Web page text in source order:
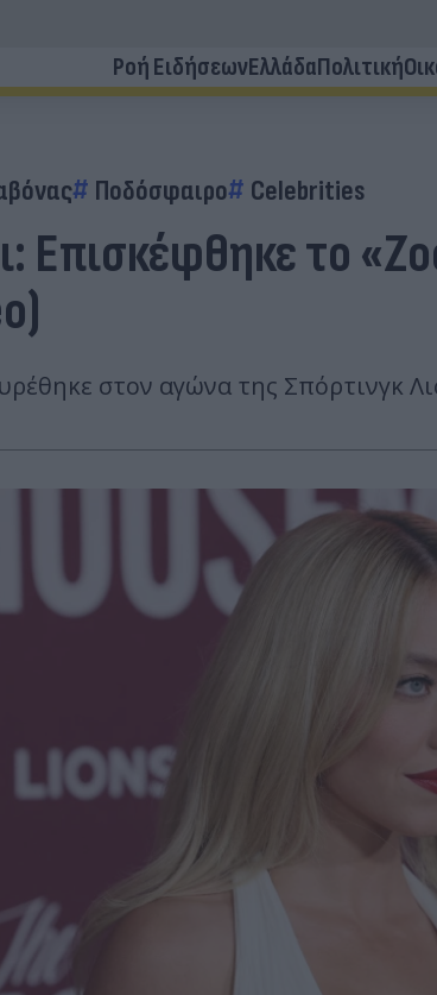
Ροή ΕιδήσεωνΕλλάδαΠολιτική
Ποδόσφαιρο Celebrities
Επισκέφθηκε το
στον αγώνα της Σπόρτινγκ